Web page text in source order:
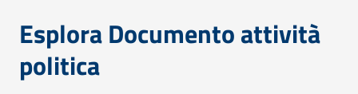
Esplora Documento attività
politica